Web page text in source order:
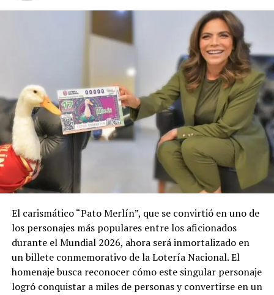
El carismático “Pato Merlín”, que se convirtió en uno de
los personajes más populares entre los aficionados
durante el Mundial 2026, ahora será inmortalizado en
un billete conmemorativo de la Lotería Nacional. El
homenaje busca reconocer cómo este singular personaje
logró conquistar a miles de personas y convertirse en un